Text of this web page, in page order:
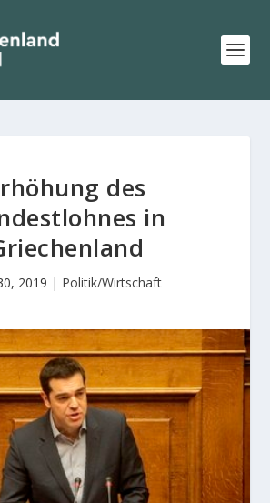
des
in
2019 | Politik/Wirtschaft